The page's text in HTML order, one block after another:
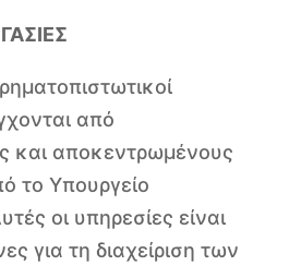
από
και αποκεντρωμένους
το Υπουργείο
οι υπηρεσίες είναι
για τη διαχείριση των